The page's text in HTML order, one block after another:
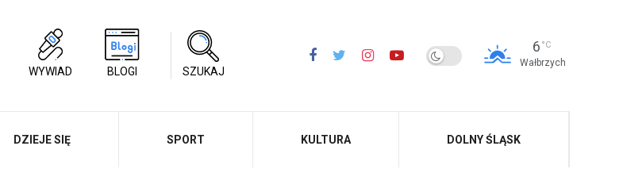
WYWIAD BLOGI SZUKAJ
6 °C
Wałbrzych
DZIEJE SIĘ SPORT KULTURA DOLNY ŚLĄSK